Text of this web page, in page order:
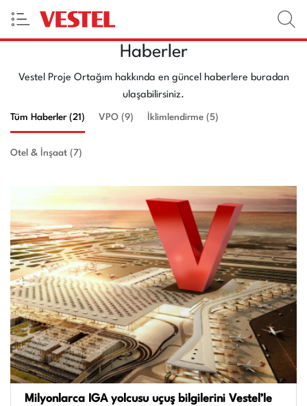
Haberler
Vestel Proje Ortağım hakkında en güncel haberlere buradan
ulaşabilirsiniz.
Tüm Haberler (21) VPO (9) İklimlendirme (5)
Otel & İnşaat (7)
Milyonlarca IGA yolcusu uçuş bilgilerini Vestel’le